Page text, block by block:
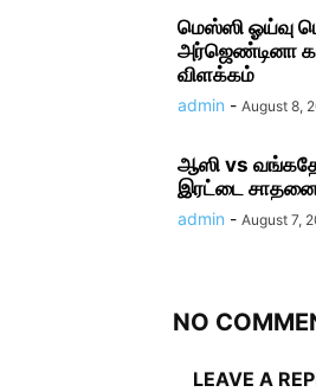
மெஸ்ஸி ஓய்வு
அர்ஜெண்டினா
விளக்கம்
admin - August 8,
ஆஸி vs
இரட்டை
admin - August 7,
NO
LEAVE A